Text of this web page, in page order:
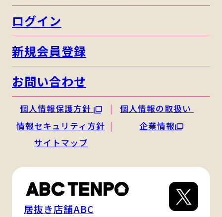
ログイン
新規会員登録
お問い合わせ
個人情報保護方針
個人情報の取扱い
情報セキュリティ方針
企業情報
サイトマップ
居抜き店舗ABC